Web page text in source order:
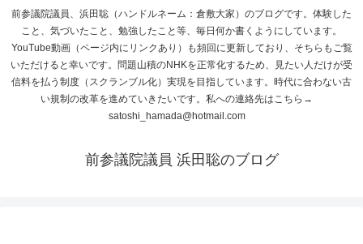
前参議院議員、浜田聡（ハンドルネーム：倉敷大家）のブログです。体験した
こと、気づいたこと、勉強したこと等、毎日何か書くようにしています。
YouTube動画（ページ内にリンクあり）も頻回に更新しており、そちらもご覧
いただけると幸いです。問題山積のNHKを正常化するため、見たい人だけが受
信料を払う制度（スクランブル化）実現を目指しています。時代に合わない古
い規制の改革を進めていきたいです。私への連絡先はこちら→
satoshi_hamada@hotmail.com
前参議院議員 浜田聡のブログ